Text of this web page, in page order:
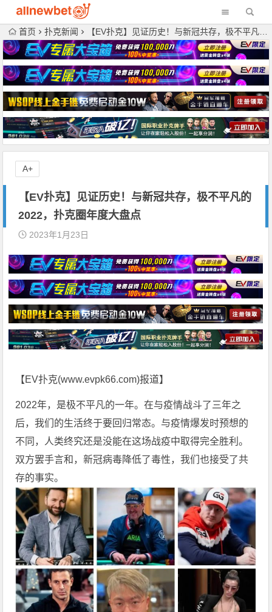
首页 扑克新闻 【EV扑克】见证历史！与新冠共存，极不平凡的2022，扑克圈年度大盘点
【EV扑克】见证历史！与新冠共存，极不平凡的
2022，扑克圈年度大盘点
2023年1月23日
【EV扑克(www.evpk66.com)报道】
2022年，是极不平凡的一年。在与疫情战斗了三年之
后，我们的生活终于要回归常态。与疫情爆发时预想的
不同，人类终究还是没能在这场战疫中取得完全胜利。
双方罢手言和，新冠病毒降低了毒性，我们也接受了共
存的事实。
A+